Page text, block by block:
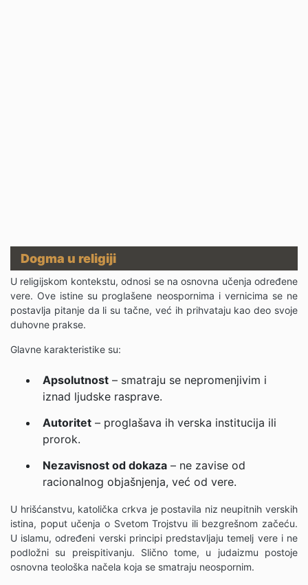
Dogma u religiji
U religijskom kontekstu, odnosi se na osnovna učenja određene
vere. Ove istine su proglašene neospornima i vernicima se ne
postavlja pitanje da li su tačne, već ih prihvataju kao deo svoje
duhovne prakse.
Glavne karakteristike su:
Apsolutnost – smatraju se nepromenjivim i
iznad ljudske rasprave.
Autoritet – proglašava ih verska institucija ili
prorok.
Nezavisnost od dokaza – ne zavise od
racionalnog objašnjenja, već od vere.
U hrišćanstvu, katolička crkva je postavila niz neupitnih verskih
istina, poput učenja o Svetom Trojstvu ili bezgrešnom začeću.
U islamu, određeni verski principi predstavljaju temelj vere i ne
podložni su preispitivanju. Slično tome, u judaizmu postoje
osnovna teološka načela koja se smatraju neospornim.